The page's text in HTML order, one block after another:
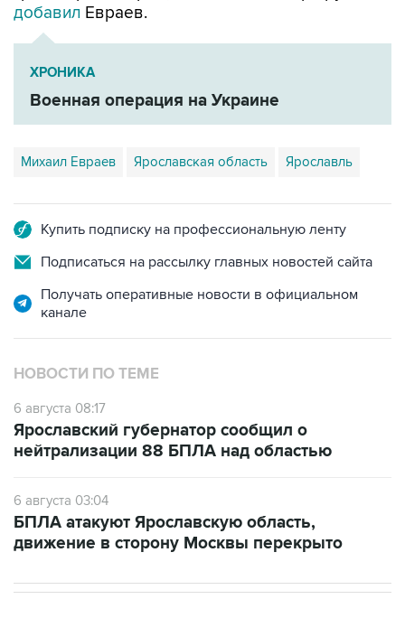
ХРОНИКА
Военная операция на Украине
Михаил Евраев Ярославская область Ярославль
Подписаться на рассылку главных новостей сайта
Получать оперативные новости в официальном
НОВОСТИ ПО ТЕМЕ
6 августа 08:17
нейтрализации 88 БПЛА над областью
6 августа 03:04
движение в сторону Москвы перекрыто